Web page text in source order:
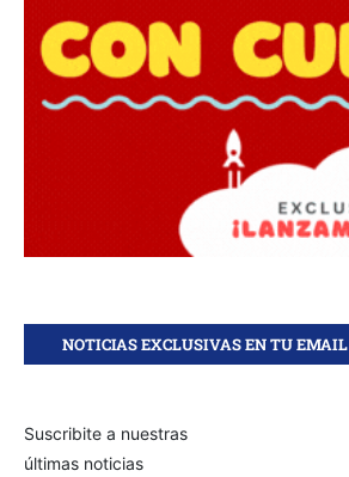
NOTICIAS EXCLUSIVAS EN TU EMAIL
Suscribite a nuestras
últimas noticias